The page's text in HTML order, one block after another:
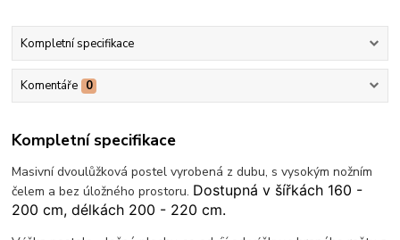
Kompletní specifikace
Komentáře 0
Kompletní specifikace
Masivní dvoulůžková postel vyrobená z dubu, s vysokým nožním
čelem a bez úložného prostoru. Dostupná v šířkách 160 -
200 cm, délkách 200 - 220 cm.